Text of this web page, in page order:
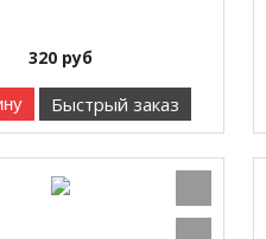
320руб
Быстрый заказ